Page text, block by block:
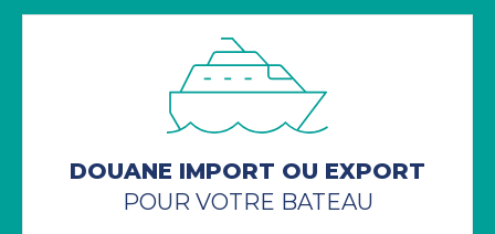
DOUANE IMPORT OU EXPORT
POUR VOTRE BATEAU